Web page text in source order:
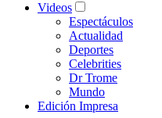
Videos
Espectáculos
Actualidad
Deportes
Celebrities
Dr Trome
Mundo
Edición Impresa